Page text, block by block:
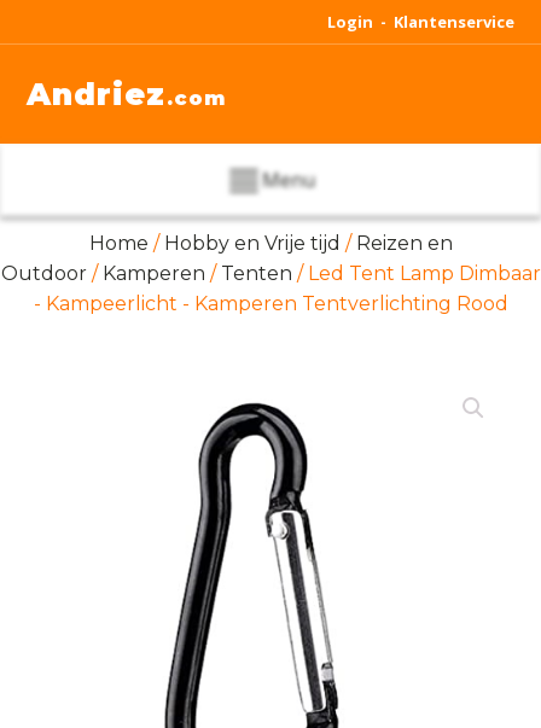
Login - Klantenservice
Andriez .com
Menu
Home / Hobby en Vrije tijd / Reizen en
Outdoor/ Kamperen / Tenten / Led Tent Lamp Dimbaar
- Kampeerlicht - Kamperen Tentverlichting Rood